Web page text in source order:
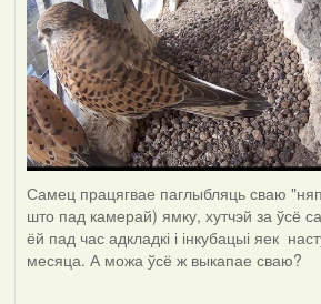
Самец працягвае паглыбляць сваю
што пад камерай) ямку, хутчэй за ўсё
ёй пад час адкладкі і інкубацыі яек
месяца. А можа ўсё ж выкапае сваю?